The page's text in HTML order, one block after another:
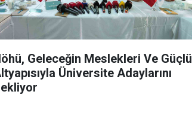
Geleceğin Meslekleri Ve Güçlü
Üniversite Adaylarını